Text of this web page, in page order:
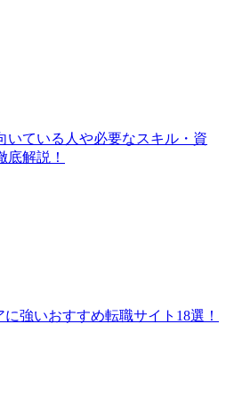
いている人や必要なスキル・資
底解説！
強いおすすめ転職サイト18選！